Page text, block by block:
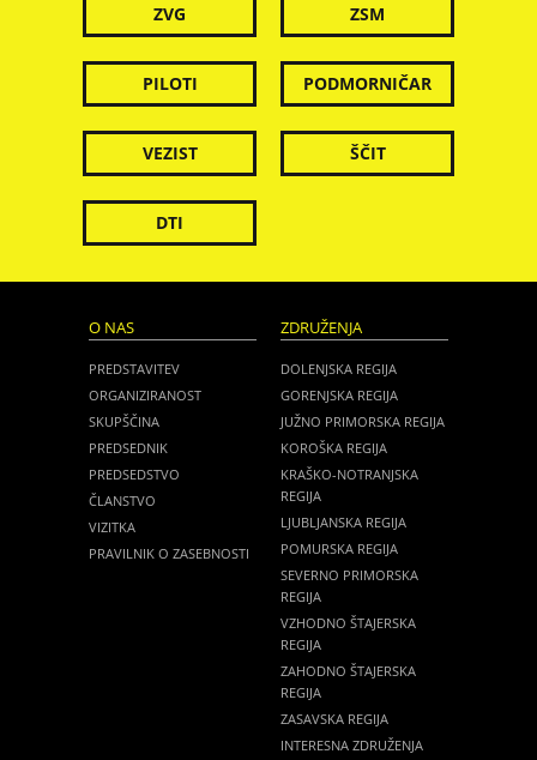
ZVG ZSM
PILOTI PODMORNIČAR
VEZIST ŠČIT
DTI
O NAS
PREDSTAVITEV
ORGANIZIRANOST
SKUPŠČINA
PREDSEDNIK
PREDSEDSTVO
ČLANSTVO
VIZITKA
PRAVILNIK O ZASEBNOSTI
ZDRUŽENJA
DOLENJSKA REGIJA
GORENJSKA REGIJA
JUŽNO PRIMORSKA REGIJA
KOROŠKA REGIJA
KRAŠKO-NOTRANJSKA
REGIJA
LJUBLJANSKA REGIJA
POMURSKA REGIJA
SEVERNO PRIMORSKA
REGIJA
VZHODNO ŠTAJERSKA
REGIJA
ZAHODNO ŠTAJERSKA
REGIJA
ZASAVSKA REGIJA
INTERESNA ZDRUŽENJA